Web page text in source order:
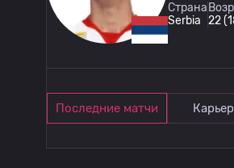
Страна
Serbia 22
Последние матчи